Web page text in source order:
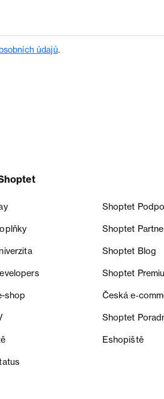
údajů.
Shoptet
Shoptet
Shoptet Blog
Shoptet
shop Česká
Shoptet
Eshopiště